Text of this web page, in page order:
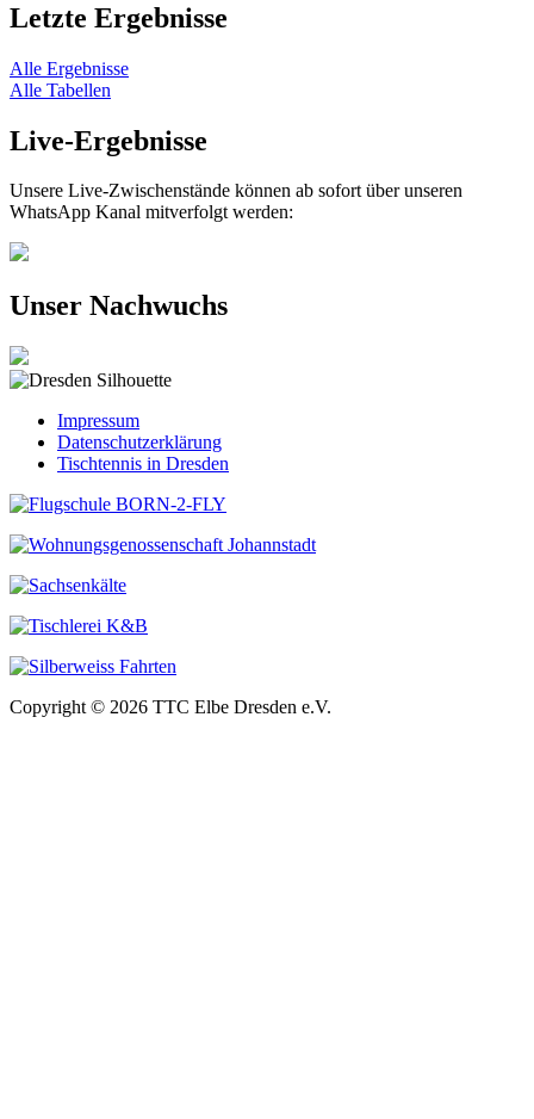
Letzte Ergebnisse
Alle Ergebnisse
Alle Tabellen
Live-Ergebnisse
Unsere Live-Zwischenstände können ab sofort über unseren
WhatsApp Kanal mitverfolgt werden:
Unser Nachwuchs
Impressum
Datenschutzerklärung
Tischtennis in Dresden
Copyright © 2026 TTC Elbe Dresden e.V.